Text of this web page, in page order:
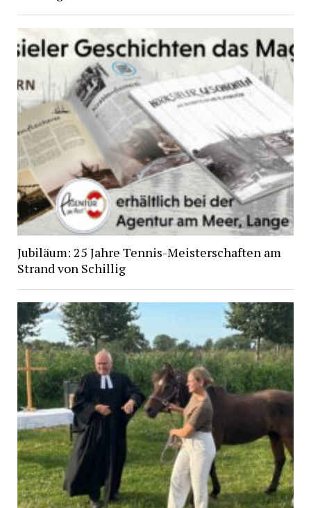
Jubiläum: 25 Jahre Tennis-Meisterschaften am
Strand von Schillig